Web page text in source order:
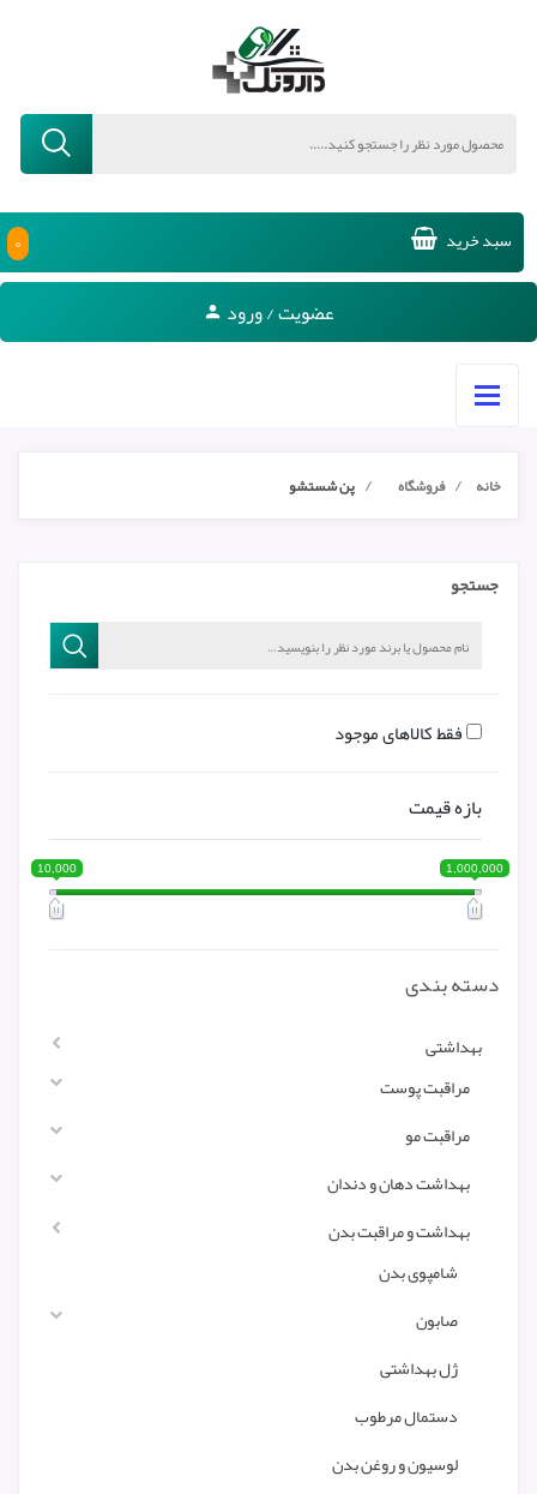
سبد خرید ۰
عضویت / ورود
خانه فروشگاه پن شستشو
جستجو
فقط کالاهای موجود
بازه قیمت
10,000 1,000,000
دسته بندی
بهداشتی
مراقبت پوست
مراقبت مو
بهداشت دهان و دندان
بهداشت و مراقبت بدن
شامپوی بدن
صابون
ژل بهداشتی
دستمال مرطوب
لوسیون و روغن بدن